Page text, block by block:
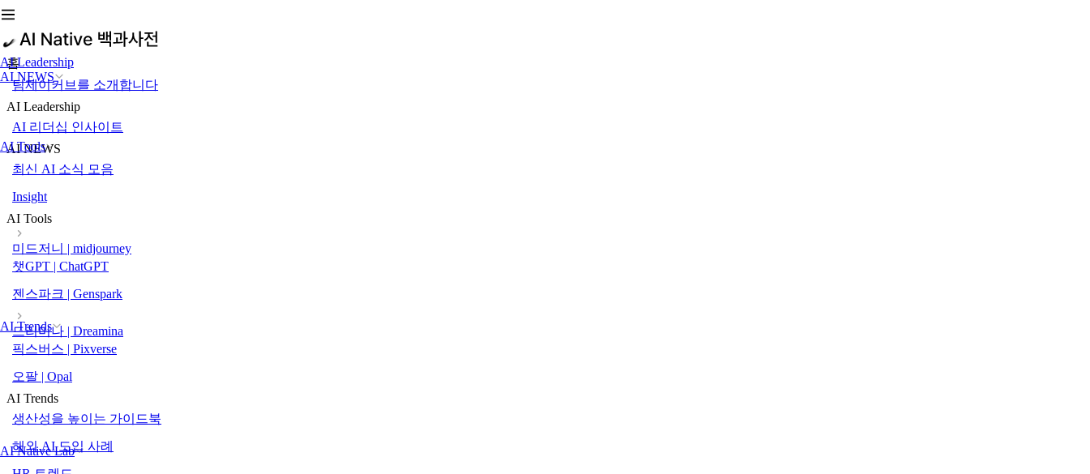
AI Leadership
AI NEWS
AI Tools
AI Trends
AI Native Lab
홈
팀제이커브를 소개합니다
AI Leadership
AI 리더십 인사이트
AI NEWS
최신 AI 소식 모음
Insight
AI Tools
미드저니 | midjourney
챗GPT | ChatGPT
젠스파크 | Genspark
드리미나 | Dreamina
픽스버스 | Pixverse
오팔 | Opal
AI Trends
생산성을 높이는 가이드북
해외 AI 도입 사례